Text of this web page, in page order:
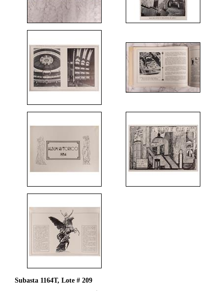
Subasta 1164T, Lote # 209